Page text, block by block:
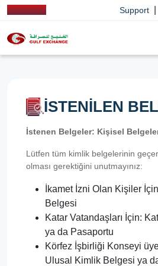
Support
İSTENİLEN
İstenen Belgeler: Kişisel
Lütfen tüm kimlik belgelerinin
olması gerektiğini unutmayınız:
İkamet İzni Olan Kişiler
Belgesi
Katar Vatandaşları İçin:
ya da Pasaportu
Körfez İşbirliği Konseyi
Ulusal Kimlik Belgesi ya